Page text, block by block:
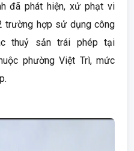
đã phát hiện, xử phạt vi
trường hợp sử dụng công
thuỷ sản trái phép tại
phường Việt Trì, mức